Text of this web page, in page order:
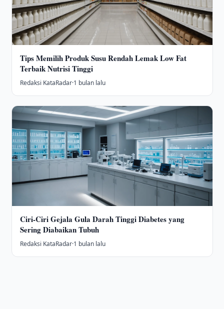
Tips Memilih Produk Susu Rendah Lemak Low Fat
Terbaik Nutrisi Tinggi
Redaksi KataRadar·1 bulan lalu
Ciri-Ciri Gejala Gula Darah Tinggi Diabetes yang
Sering Diabaikan Tubuh
Redaksi KataRadar·1 bulan lalu